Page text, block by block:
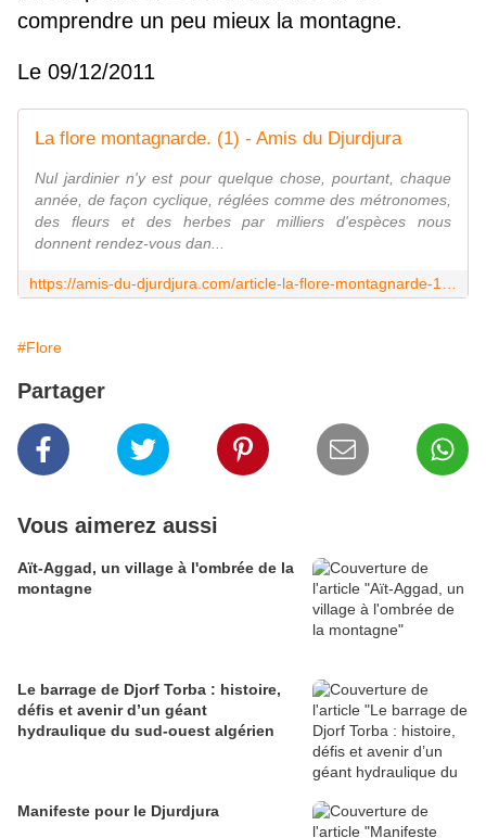
comprendre un peu mieux la montagne.
Le 09/12/2011
La flore montagnarde. (1) - Amis du Djurdjura
Nul jardinier n'y est pour quelque chose, pourtant, chaque
année, de façon cyclique, réglées comme des métronomes,
des fleurs et des herbes par milliers d'espèces nous
donnent rendez-vous dan...
#Flore
Partager
Vous aimerez aussi
Aït-Aggad, un village à l'ombrée de la
montagne
Le barrage de Djorf Torba : histoire,
défis et avenir d’un géant
hydraulique du sud-ouest algérien
Manifeste pour le Djurdjura